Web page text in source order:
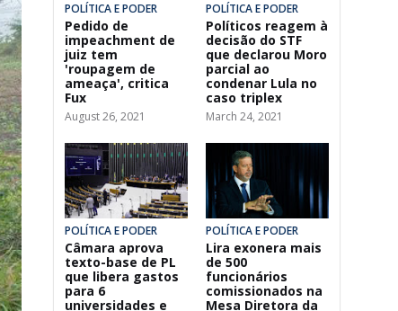
POLÍTICA E PODER
Pedido de
impeachment de
juiz tem
'roupagem de
ameaça', critica
Fux
August 26, 2021
POLÍTICA E PODER
Políticos reagem à
decisão do STF
que declarou Moro
parcial ao
condenar Lula no
caso triplex
March 24, 2021
POLÍTICA E PODER
Câmara aprova
texto-base de PL
que libera gastos
para 6
universidades e
POLÍTICA E PODER
Lira exonera mais
de 500
funcionários
comissionados na
Mesa Diretora da